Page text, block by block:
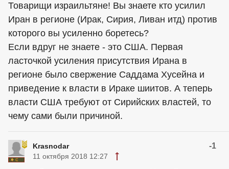
Товарищи израильтяне! Вы знаете кто усилил
Иран в регионе (Ирак, Сирия, Ливан итд) против
которого вы усиленно боретесь?
Если вдруг не знаете - это США. Первая
ласточкой усиления присутствия Ирана в
регионе было свержение Саддама Хусейна и
приведение к власти в Ираке шиитов. А теперь
власти США требуют от Сирийских властей, то
чему сами были причиной.
Krasnodar -1
11 октября 2018 12:27